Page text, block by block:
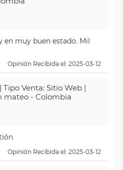
en muy buen estado. Mil
Opinión Recibida el: 2025-03-12
| Tipo Venta: Sitio Web |
mateo - Colombia
Opinión Recibida el: 2025-03-12